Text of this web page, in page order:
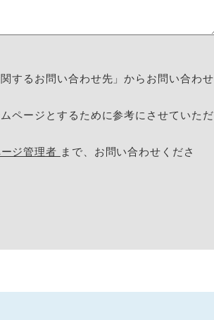
するお問い合わせ先」からお問い合わせ
ページとするために参考にさせていただ
ジ管理者 まで、お問い合わせくださ